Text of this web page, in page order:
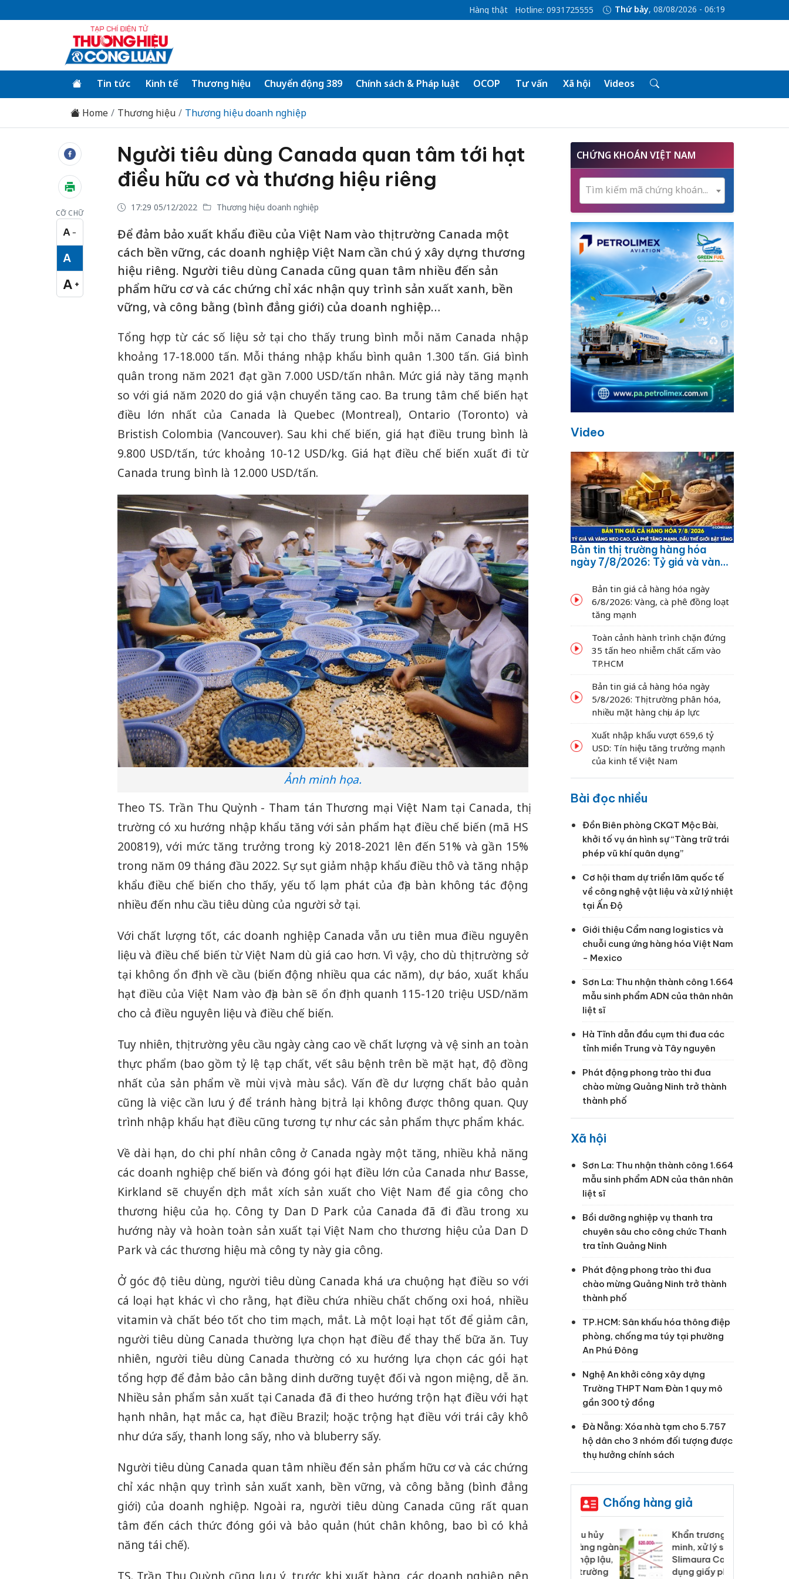
Hàng thật Hotline: 0931725555 Thứ bảy, 08/08/2026 - 06:19
Tin tức Kinh tế Thương hiệu Chuyển động 389 Chính sách & Pháp luật OCOP Tư vấn Xã hội Videos
Home Thương hiệu Thương hiệu doanh nghiệp
CỠ CHỮ
A −
Cỡ chữ nhỏ
A
Cỡ chữ vừa
A +
Cỡ chữ lớn
Người tiêu dùng Canada quan tâm tới hạt
điều hữu cơ và thương hiệu riêng
17:29 05/12/2022 Thương hiệu doanh nghiệp
Để đảm bảo xuất khẩu điều của Việt Nam vào thị trường Canada một
cách bền vững, các doanh nghiệp Việt Nam cần chú ý xây dựng thương
hiệu riêng. Người tiêu dùng Canada cũng quan tâm nhiều đến sản
phẩm hữu cơ và các chứng chỉ xác nhận quy trình sản xuất xanh, bền
vững, và công bằng (bình đẳng giới) của doanh nghiệp…
Tổng hợp từ các số liệu sở tại cho thấy trung bình mỗi năm Canada nhập
khoảng 17-18.000 tấn. Mỗi tháng nhập khẩu bình quân 1.300 tấn. Giá bình
quân trong năm 2021 đạt gần 7.000 USD/tấn nhân. Mức giá này tăng mạnh
so với giá năm 2020 do giá vận chuyển tăng cao. Ba trung tâm chế biến hạt
điều lớn nhất của Canada là Quebec (Montreal), Ontario (Toronto) và
Bristish Colombia (Vancouver). Sau khi chế biến, giá hạt điều trung bình là
9.800 USD/tấn, tức khoảng 10-12 USD/kg. Giá hạt điều chế biến xuất đi từ
Canada trung bình là 12.000 USD/tấn.
Ảnh minh họa.
Theo TS. Trần Thu Quỳnh - Tham tán Thương mại Việt Nam tại Canada, thị
trường có xu hướng nhập khẩu tăng với sản phẩm hạt điều chế biến (mã HS
200819), với mức tăng trưởng trong kỳ 2018-2021 lên đến 51% và gần 15%
trong năm 09 tháng đầu 2022. Sự sụt giảm nhập khẩu điều thô và tăng nhập
khẩu điều chế biến cho thấy, yếu tố lạm phát của địa bàn không tác động
nhiều đến nhu cầu tiêu dùng của người sở tại.
Với chất lượng tốt, các doanh nghiệp Canada vẫn ưu tiên mua điều nguyên
liệu và điều chế biến từ Việt Nam dù giá cao hơn. Vì vậy, cho dù thị trường sở
tại không ổn định về cầu (biến động nhiều qua các năm), dự báo, xuất khẩu
hạt điều của Việt Nam vào địa bàn sẽ ổn định quanh 115-120 triệu USD/năm
cho cả điều nguyên liệu và điều chế biến.
Tuy nhiên, thị trường yêu cầu ngày càng cao về chất lượng và vệ sinh an toàn
thực phẩm (bao gồm tỷ lệ tạp chất, vết sâu bệnh trên bề mặt hạt, độ đồng
nhất của sản phẩm về mùi vị và màu sắc). Vấn đề dư lượng chất bảo quản
cũng là việc cần lưu ý để tránh hàng bị trả lại không được thông quan. Quy
trình nhập khẩu hạt điều cũng tương tự như các sản phẩm thực phẩm khác.
Về dài hạn, do chi phí nhân công ở Canada ngày một tăng, nhiều khả năng
các doanh nghiệp chế biến và đóng gói hạt điều lớn của Canada như Basse,
Kirkland sẽ chuyển dịch mắt xích sản xuất cho Việt Nam để gia công cho
thương hiệu của họ. Công ty Dan D Park của Canada đã đi đầu trong xu
hướng này và hoàn toàn sản xuất tại Việt Nam cho thương hiệu của Dan D
Park và các thương hiệu mà công ty này gia công.
Ở góc độ tiêu dùng, người tiêu dùng Canada khá ưa chuộng hạt điều so với
cá loại hạt khác vì cho rằng, hạt điều chứa nhiều chất chống oxi hoá, nhiều
vitamin và chất béo tốt cho tim mạch, mắt. Là một loại hạt tốt để giảm cân,
người tiêu dùng Canada thường lựa chọn hạt điều để thay thế bữa ăn. Tuy
nhiên, người tiêu dùng Canada thường có xu hướng lựa chọn các gói hạt
tổng hợp để đảm bảo cân bằng dinh dưỡng tuyệt đối và ngon miệng, dễ ăn.
Nhiều sản phẩm sản xuất tại Canada đã đi theo hướng trộn hạt điều với hạt
hạnh nhân, hạt mắc ca, hạt điều Brazil; hoặc trộng hạt điều với trái cây khô
như dứa sấy, thanh long sấy, nho và bluberry sấy.
Người tiêu dùng Canada quan tâm nhiều đến sản phẩm hữu cơ và các chứng
chỉ xác nhận quy trình sản xuất xanh, bền vững, và công bằng (bình đẳng
giới) của doanh nghiệp. Ngoài ra, người tiêu dùng Canada cũng rất quan
tâm đến cách thức đóng gói và bảo quản (hút chân không, bao bì có khả
năng tái chế).
TS. Trần Thu Quỳnh cũng lưu ý, trước khi xuất hàng, các doanh nghiệp nên
CHỨNG KHOÁN VIỆT NAM
Tìm kiếm mã chứng khoán...
Video
Bản tin thị trường hàng hóa
ngày 7/8/2026: Tỷ giá và vàng
dầu thế giới bật tăng
Bản tin giá cả hàng hóa ngày
6/8/2026: Vàng, cà phê đồng loạt
tăng mạnh
Toàn cảnh hành trình chặn đứng
35 tấn heo nhiễm chất cấm vào
TP.HCM
Bản tin giá cả hàng hóa ngày
5/8/2026: Thị trường phân hóa,
nhiều mặt hàng chịu áp lực
Xuất nhập khẩu vượt 659,6 tỷ
USD: Tín hiệu tăng trưởng mạnh
của kinh tế Việt Nam
Bài đọc nhiều
Đồn Biên phòng CKQT Mộc Bài,
khởi tố vụ án hình sự “Tàng trữ trái
phép vũ khí quân dụng”
Cơ hội tham dự triển lãm quốc tế
về công nghệ vật liệu và xử lý nhiệt
tại Ấn Độ
Giới thiệu Cẩm nang logistics và
chuỗi cung ứng hàng hóa Việt Nam
- Mexico
Sơn La: Thu nhận thành công 1.664
mẫu sinh phẩm ADN của thân nhân
liệt sĩ
Hà Tĩnh dẫn đầu cụm thi đua các
tỉnh miền Trung và Tây nguyên
Phát động phong trào thi đua
chào mừng Quảng Ninh trở thành
thành phố
Xã hội
Sơn La: Thu nhận thành công 1.664
mẫu sinh phẩm ADN của thân nhân
liệt sĩ
Bồi dưỡng nghiệp vụ thanh tra
chuyên sâu cho công chức Thanh
tra tỉnh Quảng Ninh
Phát động phong trào thi đua
chào mừng Quảng Ninh trở thành
thành phố
TP.HCM: Sân khấu hóa thông điệp
phòng, chống ma túy tại phường
An Phú Đông
Nghệ An khởi công xây dựng
Trường THPT Nam Đàn 1 quy mô
gần 300 tỷ đồng
Đà Nẵng: Xóa nhà tạm cho 5.757
hộ dân cho 3 nhóm đối tượng được
thụ hưởng chính sách
Chống hàng giả
bảo vệ môi trường
Khẩn trương xác
minh, xử lý sản phẩm
Slimaura Care x3 sử
dụng giấy phép giả